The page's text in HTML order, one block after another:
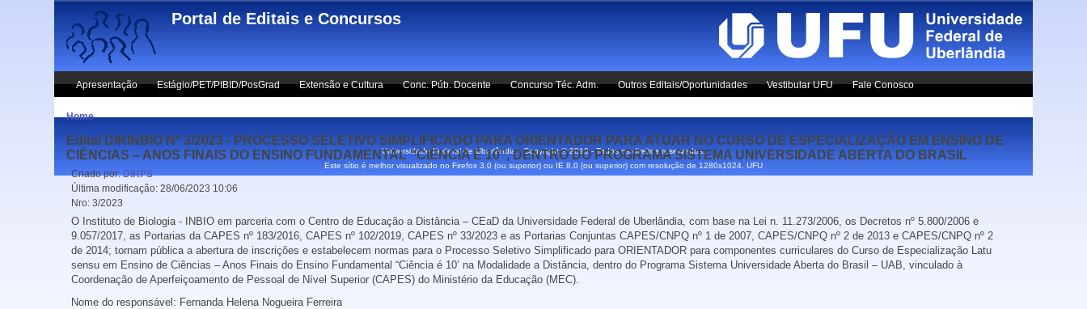
Skip to main content
Portal de Editais e Concursos
Apresentação Estágio/PET/PIBID/PosGrad Extensão e Cultura Conc. Púb. Docente Concurso Téc. Adm. Outros Editais/Oportunidades Vestibular UFU Fale Conosco
Home
Edital DIRINBIO Nº 3/2023 - PROCESSO SELETIVO SIMPLIFICADO PARA ORIENTADOR PARA ATUAR NO CURSO DE ESPECIALIZAÇÃO EM ENSINO DE
CIÊNCIAS – ANOS FINAIS DO ENSINO FUNDAMENTAL “CIÊNCIA É 10”, DENTRO DO PROGRAMA SISTEMA UNIVERSIDADE ABERTA DO BRASIL
Criado por:DIRPS
Última modificação:28/06/2023 10:06
Nro:3/2023
O Instituto de Biologia - INBIO em parceria com o Centro de Educação a Distância – CEaD da Universidade Federal de Uberlândia, com base na Lei n. 11.273/2006, os Decretos nº 5.800/2006 e
9.057/2017, as Portarias da CAPES nº 183/2016, CAPES nº 102/2019, CAPES nº 33/2023 e as Portarias Conjuntas CAPES/CNPQ nº 1 de 2007, CAPES/CNPQ nº 2 de 2013 e CAPES/CNPQ nº 2
de 2014; tornam pública a abertura de inscrições e estabelecem normas para o Processo Seletivo Simplificado para ORIENTADOR para componentes curriculares do Curso de Especialização Latu
sensu em Ensino de Ciências – Anos Finais do Ensino Fundamental “Ciência é 10’ na Modalidade a Distância, dentro do Programa Sistema Universidade Aberta do Brasil – UAB, vinculado à
Coordenação de Aperfeiçoamento de Pessoal de Nível Superior (CAPES) do Ministério da Educação (MEC).
Nome do responsável: Fernanda Helena Nogueira Ferreira
Universidade Federal de Uberlândia - Copyright © 2010 - Todos os direitos reservados.
Este sítio é melhor visualizado no Firefox 3.0 (ou superior) ou IE 8.0 (ou superior) com resolução de 1280x1024. UFU